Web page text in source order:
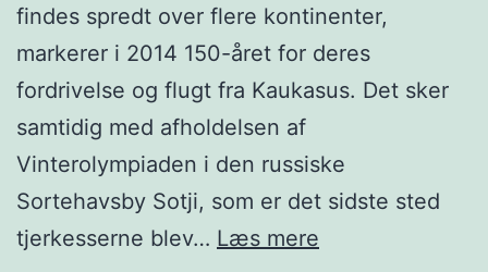
findes spredt over flere kontinenter,
markerer i 2014 150-året for deres
fordrivelse og flugt fra Kaukasus. Det sker
samtidig med afholdelsen af
Vinterolympiaden i den russiske
Sortehavsby Sotji, som er det sidste sted
tjerkesserne blev… Læs mere